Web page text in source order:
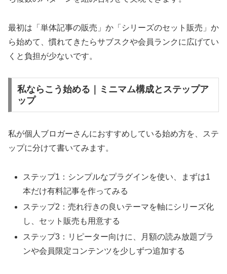
最初は「単体記事の販売」か「シリーズのセット販売」か
ら始めて、慣れてきたらサブスクや会員ランクに広げてい
くと負担が少ないです。
私ならこう始める｜ミニマム構成とステップア
ップ
私が個人ブロガーさんにおすすめしている始め方を、ステ
ップに分けて書いてみます。
ステップ1：シンプルなプラグインを使い、まずは1
本だけ有料記事を作ってみる
ステップ2：売れ行きの良いテーマを軸にシリーズ化
し、セット販売も用意する
ステップ3：リピーター向けに、月額の読み放題プラ
ンや会員限定コンテンツを少しずつ追加する